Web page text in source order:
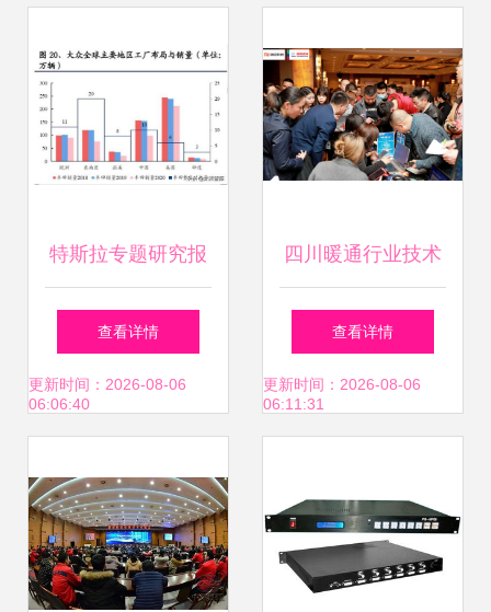
特斯拉专题研究报
告 产品、工厂、技
术与生态展望
查看详情
更新时间：2026-08-06
06:06:40
四川暖通行业技术
交流峰会圆满落幕
瑞尼科技携手合作
程
查看详情
更新时间：2026-08-06
06:11:31